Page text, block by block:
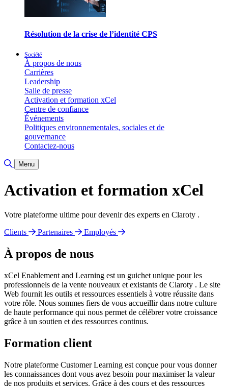
Résolution de la crise de l’identité CPS
Société
À propos de nous
Carrières
Leadership
Salle de presse
Activation et formation xCel
Centre de confiance
Événements
Politiques environnementales, sociales et de
gouvernance
Contactez-nous
Basculer la recherche
Menu
Activation et formation xCel
Votre plateforme ultime pour devenir des experts en Claroty .
Clients
Partenaires Employés
À propos de nous
xCel Enablement and Learning est un guichet unique pour les
professionnels de la vente nouveaux et existants de Claroty . Le site
Web fournit les outils et ressources essentiels à votre réussite dans
votre rôle. Nous sommes fiers de vous accueillir dans notre culture
de haute performance qui nous permet de célébrer votre croissance
grâce à un soutien et des ressources continus.
Formation client
Notre plateforme Customer Learning est conçue pour vous donner
les connaissances dont vous avez besoin pour maximiser la valeur
de nos produits et services. Grâce à des cours et des ressources